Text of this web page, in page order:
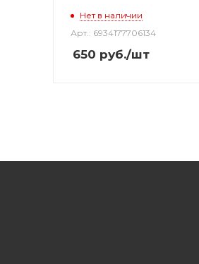
Нет в наличии
Арт.: 6934177706134
650 руб./шт